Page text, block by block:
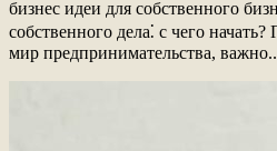
бизнес идеи для собственного
собственного дела⁚ с чего
мир предпринимательства,